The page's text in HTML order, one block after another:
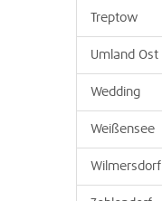
Treptow
Umland Ost
Wedding
Weißensee
Wilmersdorf